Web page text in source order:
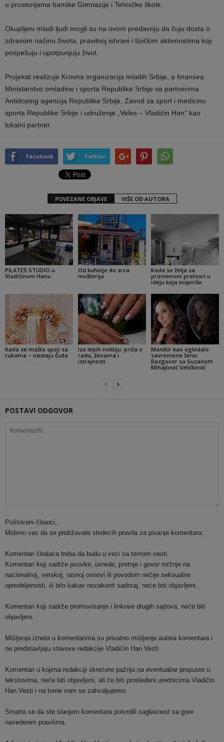
u prostorijama hanske Gimnazije i Tehničke škole.
Okupljeni mladi ljudi mogli su na ovom predavnju da čuju dosta o
zdravom načinu života, pravilnoj ishrani i fizičkim aktivnostima koji
pospešuju i upotpunjuju život.
Projekat realizuje Krovna organizacija mladih Srbije, a finansira
Ministarstvo omladine i sporta Republike Srbije sa partnerima
Antidoping agencija Republike Srbije, Zavod za sport i medicinu
sporta Republike Srbije i udruženje „Veles – Vladičin Han“ kao
lokalni partner.
Facebook Twitter
POVEZANE OBJAVE VIŠE OD AUTORA
PILATES STUDIO u
Vladičinom Hanu
Od kuhinje do srca
mušterija
Kada se želja za
promenom pretvori u
ideju koja inspiriše
Kada se mašta spoji sa
rukama – nastaju čuda
Iza lepih noktiju: priča o
radu, ženama i
istrajnosti
Manikir kao ogledalo
savremene žene:
Razgovor sa Suzanom
Mihajlović Veličković
POSTAVI ODGOVOR
Poštovani čitaoci,
Molimo vas da se pridržavate sledećih pravila za pisanje komentara:
Komentari čitalaca treba da budu u vezi sa temom vesti.
Komentari koji sadrže psovke, uvrede, pretnje i govor mržnje na
nacionalnoj, verskoj, rasnoj osnovi ili povodom nečije seksualne
opredeljenosti, ili bilo kakav nezakonit sadrzaj, neće biti objavljeni.
Komentari koji sadrže promovisanje i linkove drugih sajtova, neće biti
objavljeni.
Mišljenja izneta u komentarima su privatno mišljenje autora komentara i
ne predstavljaju stavove redakcije Vladičin Han Vesti.
Komentari u kojima redakciji skrećete pažnju na eventualne propuste u
tekstovima, neće biti objavljeni, ali će biti prosleđeni urednicima Vladičin
Han Vesti i na tome vam se zahvaljujemo.
Smatra se da ste slanjem komentara potvrdili saglasnost sa gore
navedenim pravilima.